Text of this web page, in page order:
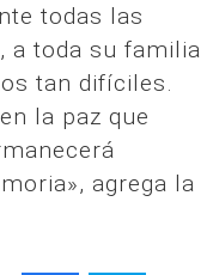
todas las
a toda su familia
tan difíciles.
la paz que
agrega la